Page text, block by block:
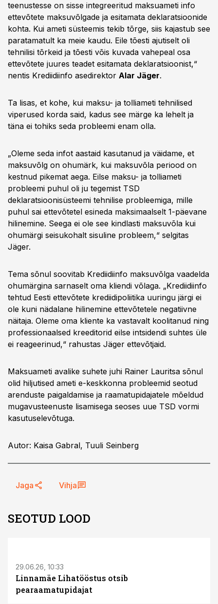
teenustesse on sisse integreeritud maksuameti info
ettevõtete maksuvõlgade ja esitamata deklaratsioonide
kohta. Kui ameti süsteemis tekib tõrge, siis kajastub see
paratamatult ka meie kaudu. Eile tõesti ajutiselt oli
tehnilisi tõrkeid ja tõesti võis kuvada vahepeal osa
ettevõtete juures teadet esitamata deklaratsioonist,“
nentis Krediidiinfo asedirektor Alar Jäger.
Ta lisas, et kohe, kui maksu- ja tolliameti tehnilised
viperused korda said, kadus see märge ka lehelt ja
täna ei tohiks seda probleemi enam olla.
„Oleme seda infot aastaid kasutanud ja väidame, et
maksuvõlg on ohumärk, kui maksuvõla periood on
kestnud pikemat aega. Eilse maksu- ja tolliameti
probleemi puhul oli ju tegemist TSD
deklaratsioonisüsteemi tehnilise probleemiga, mille
puhul sai ettevõtetel esineda maksimaalselt 1-päevane
hilinemine. Seega ei ole see kindlasti maksuvõla kui
ohumärgi seisukohalt sisuline probleem,“ selgitas
Jäger.
Tema sõnul soovitab Krediidiinfo maksuvõlga vaadelda
ohumärgina sarnaselt oma kliendi võlaga. „Krediidiinfo
tehtud Eesti ettevõtete krediidipoliitika uuringu järgi ei
ole kuni nädalane hilinemine ettevõtetele negatiivne
näitaja. Oleme oma kliente ka vastavalt koolitanud ning
professionaalsed kreeditorid eilse intsidendi suhtes üle
ei reageerinud,“ rahustas Jäger ettevõtjaid.
Maksuameti avalike suhete juhi Rainer Lauritsa sõnul
olid hiljutised ameti e-keskkonna probleemid seotud
arenduste paigaldamise ja raamatupidajatele mõeldud
mugavusteenuste lisamisega seoses uue TSD vormi
kasutuselevõtuga.
Autor: Kaisa Gabral, Tuuli Seinberg
Jaga Vihja
SEOTUD LOOD
29.06.26, 10:33
Linnamäe Lihatööstus otsib
pearaamatupidajat